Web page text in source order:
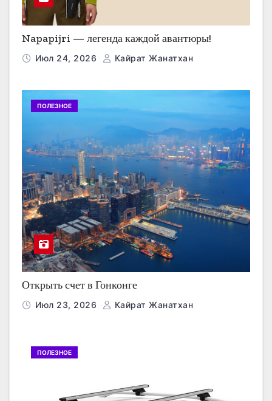
Napapijri — легенда каждой авантюры!
Июл 24, 2026 Кайрат Жанатхан
ПОЛЕЗНОЕ
Открыть счет в Гонконге
Июл 23, 2026 Кайрат Жанатхан
ПОЛЕЗНОЕ